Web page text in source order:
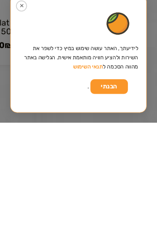
cap –
₪
✕
לידיעתך, האתר עושה שימוש במיץ כדי לשפר את
השירות ולהציע חוויה מותאמת אישית. הגלישה באתר
מהווה הסכמה לתנאי השימוש
הבנתי .